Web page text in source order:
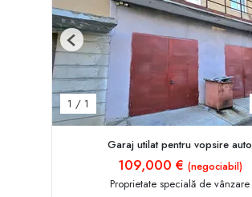
1 / 1
Previous
Garaj utilat pentru vopsire auto
109,000 € (negociabil)
Proprietate specială de vânzare